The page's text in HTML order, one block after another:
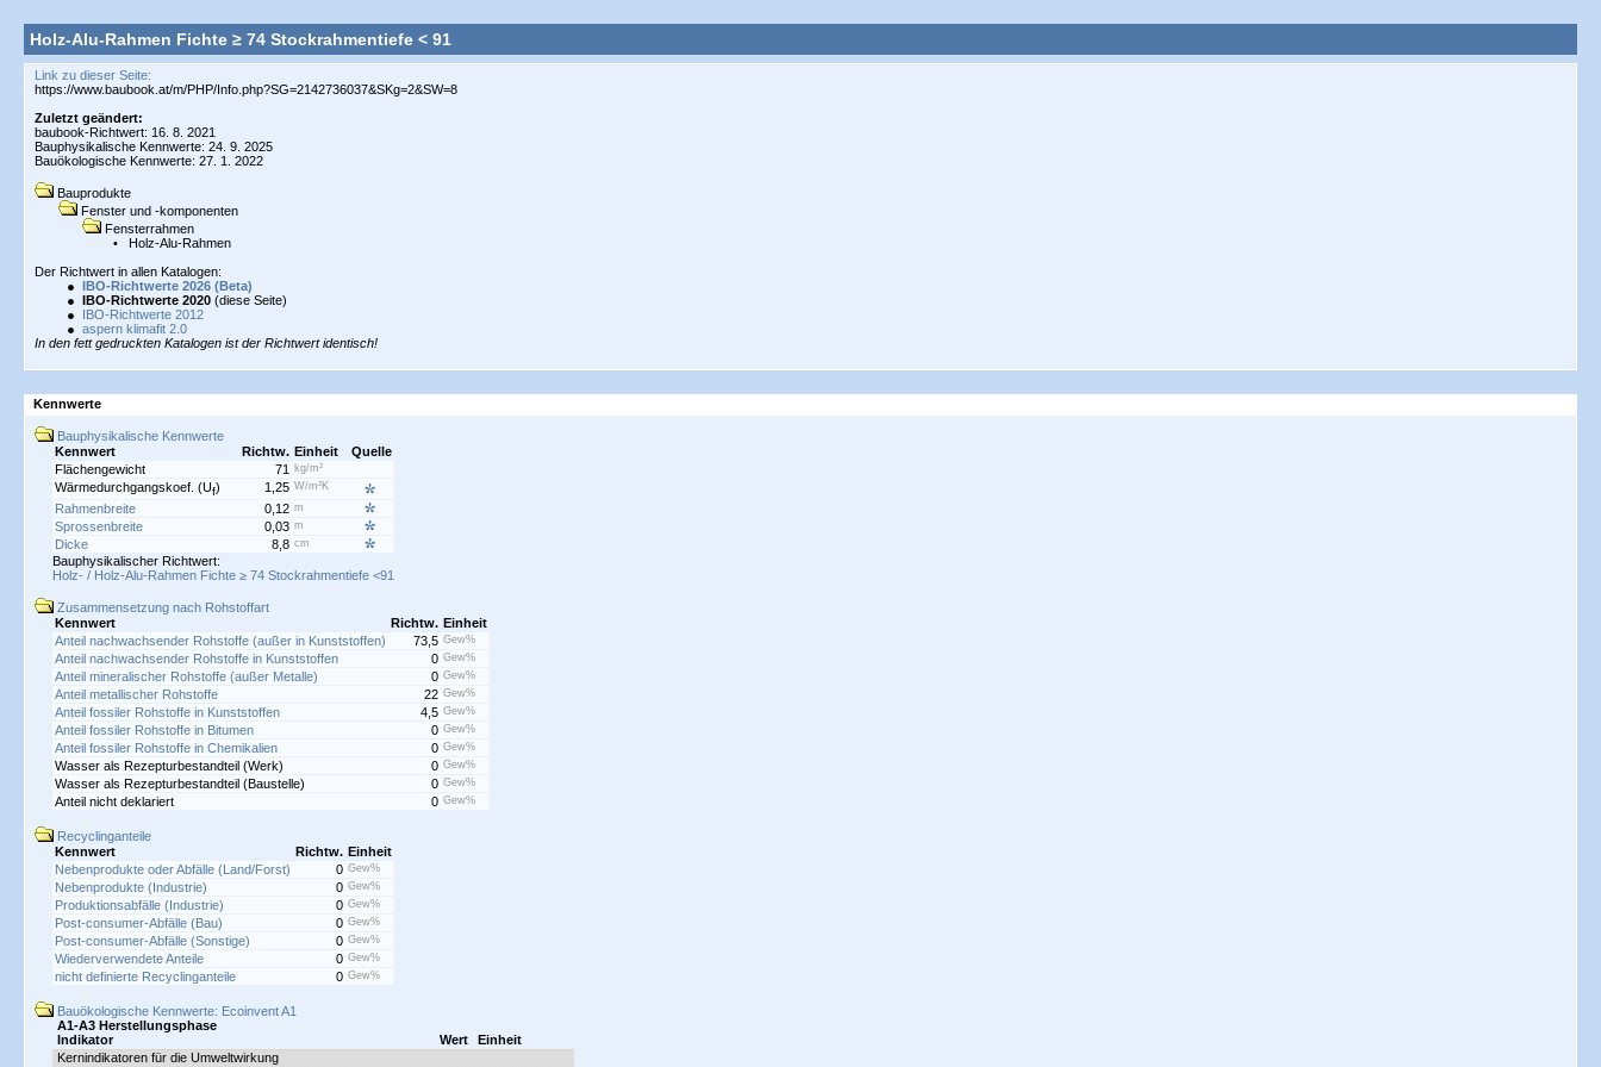
Holz-Alu-Rahmen Fichte ≥ 74 Stockrahmentiefe < 91
Link zu dieser Seite:
Zuletzt geändert:
baubook-Richtwert: 16. 8. 2021
Bauphysikalische Kennwerte: 24. 9. 2025
Bauökologische Kennwerte: 27. 1. 2022
Bauprodukte
Fenster und -komponenten
Fensterrahmen
•
Holz-Alu-Rahmen
Der Richtwert in allen Katalogen:
IBO-Richtwerte 2026 (Beta)
IBO-Richtwerte 2020 (diese Seite)
IBO-Richtwerte 2012
aspern klimafit 2.0
In den fett gedruckten Katalogen ist der Richtwert identisch!
Kennwerte
Bauphysikalische Kennwerte
Kennwert
Richtw. Einheit
Quelle
Flächengewicht
71 kg/m²
Wärmedurchgangskoef. (Uf) 1,25 W/m²K
Rahmenbreite 0,12 m
Sprossenbreite 0,03 m
Dicke 8,8 cm
Bauphysikalischer Richtwert:
Holz- / Holz-Alu-Rahmen Fichte ≥ 74 Stockrahmentiefe <91
Zusammensetzung nach Rohstoffart
Kennwert
Richtw. Einheit
Anteil nachwachsender Rohstoffe (außer in Kunststoffen)
73,5 Gew%
Anteil nachwachsender Rohstoffe in Kunststoffen 0 Gew%
Anteil mineralischer Rohstoffe (außer Metalle) 0 Gew%
Anteil metallischer Rohstoffe 22 Gew%
Anteil fossiler Rohstoffe in Kunststoffen 4,5 Gew%
Anteil fossiler Rohstoffe in Bitumen 0 Gew%
Anteil fossiler Rohstoffe in Chemikalien 0 Gew%
Wasser als Rezepturbestandteil (Werk) 0 Gew%
Wasser als Rezepturbestandteil (Baustelle) 0 Gew%
Anteil nicht deklariert 0 Gew%
Recyclinganteile
Kennwert
Richtw. Einheit
Nebenprodukte oder Abfälle (Land/Forst)
0 Gew%
Nebenprodukte (Industrie) 0 Gew%
Produktionsabfälle (Industrie) 0 Gew%
Post-consumer-Abfälle (Bau) 0 Gew%
Post-consumer-Abfälle (Sonstige) 0 Gew%
Wiederverwendete Anteile 0 Gew%
nicht definierte Recyclinganteile 0 Gew%
Bauökologische Kennwerte: Ecoinvent A1
A1-A3 Herstellungsphase
Indikator
Wert
Einheit
Kernindikatoren für die Umweltwirkung